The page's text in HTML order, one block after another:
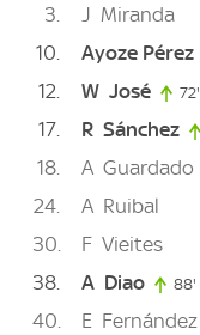
3 J Miranda
10
Ayoze Pérez
12 W José 72'
17 R Sánchez
18 A Guardado
24
A Ruibal
30
F Vieites
38
A Diao 88'
40 E Fernández